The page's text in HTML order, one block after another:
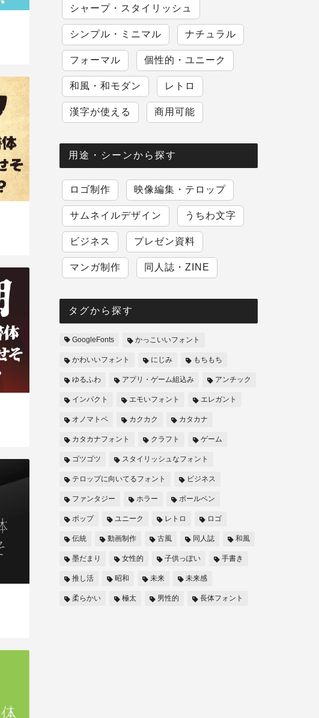
シャープ・スタイリッシュ
シンプル・ミニマル ナチュラル
フォーマル 個性的・ユニーク
和風・和モダン レトロ
漢字が使える 商用可能
用途・シーンから探す
ロゴ制作 映像編集・テロップ
サムネイルデザイン うちわ文字
ビジネス プレゼン資料
マンガ制作 同人誌・ZINE
タグから探す
GoogleFonts かっこいいフォント
かわいいフォント にじみ もちもち
ゆるふわ アプリ・ゲーム組込み アンチック
インパクト エモいフォント エレガント
オノマトペ カクカク カタカナ
カタカナフォント クラフト ゲーム
ゴツゴツ スタイリッシュなフォント
テロップに向いてるフォント ビジネス
ファンタジー ホラー ボールペン
ポップ ユニーク レトロ ロゴ
伝統 動画制作 古風 同人誌 和風
墨だまり 女性的 子供っぽい 手書き
推し活 昭和 未来 未来感
柔らかい 極太 男性的 長体フォント